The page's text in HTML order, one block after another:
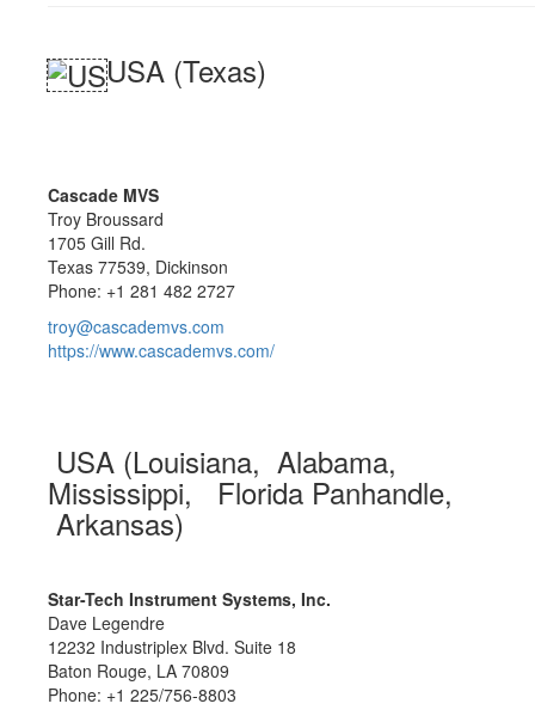
USA (Texas)
Cascade MVS
Troy Broussard
1705 Gill Rd.
Texas 77539, Dickinson
Phone: +1 281 482 2727
troy@cascademvs.com
https://www.cascademvs.com/
USA (Louisiana, Alabama,
Mississippi, Florida Panhandle,
Arkansas)
Star-Tech Instrument Systems, Inc.
Dave Legendre
12232 Industriplex Blvd. Suite 18
Baton Rouge, LA 70809
Phone: +1 225/756-8803